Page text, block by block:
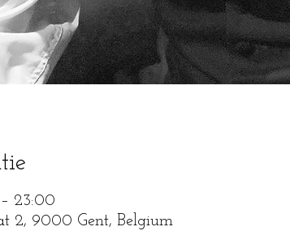
23:00
2, 9000 Gent, Belgium